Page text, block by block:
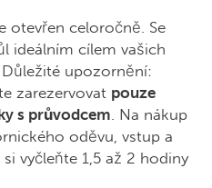
otevřen celoročně. Se
ideálním cílem vašich
upozornění:
zarezervovat pouze
s průvodcem . Na nákup
oděvu, vstup a
vyčleňte 1,5 až 2 hodiny